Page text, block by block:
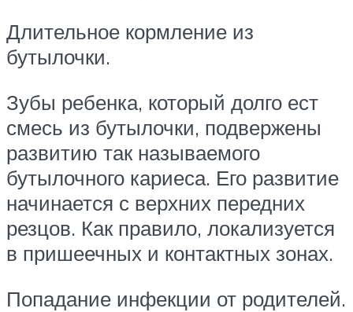
Длительное кормление из
бутылочки.
Зубы ребенка, который долго ест
смесь из бутылочки, подвержены
развитию так называемого
бутылочного кариеса. Его развитие
начинается с верхних передних
резцов. Как правило, локализуется
в пришеечных и контактных зонах.
Попадание инфекции от родителей.